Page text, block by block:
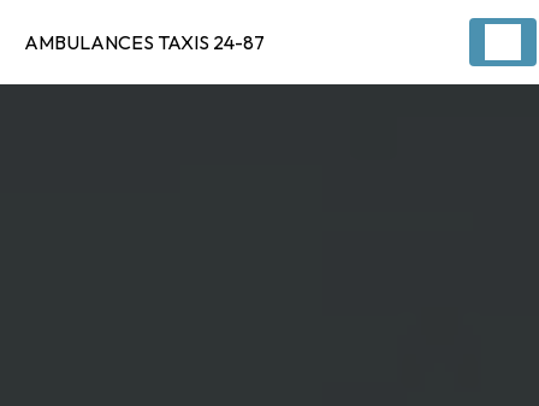
AMBULANCES TAXIS 24-87